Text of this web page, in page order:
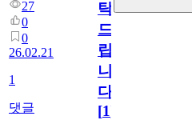
27
0
0
26.02.21
1
댓글
탁
드
립
니
다!
[1]